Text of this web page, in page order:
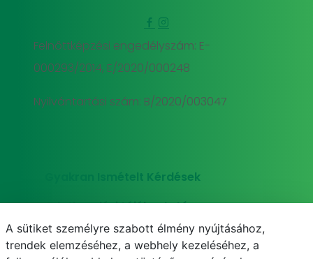
Felnőttképzési engedélyszám: E-
000293/2014, E/2020/000248
Nyilvántartási szám: B/2020/003047
Gyakran Ismételt Kérdések
Adatkezelési tájékoztató
Süti (cookie) tájékoztató
A sütiket személyre szabott élmény nyújtásához,
trendek elemzéséhez, a webhely kezeléséhez, a